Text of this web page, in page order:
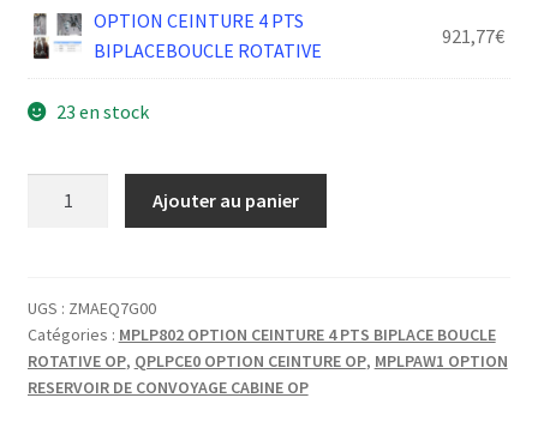
OPTION CEINTURE 4 PTS
BIPLACEBOUCLE ROTATIVE
921,77€
23 en stock
D5
ZING
Ajouter au panier
UGS : ZMAEQ7G00
Catégories : MPLP802 OPTION CEINTURE 4 PTS BIPLACE BOUCLE
ROTATIVE OP, QPLPCE0 OPTION CEINTURE OP, MPLPAW1 OPTION
RESERVOIR DE CONVOYAGE CABINE OP